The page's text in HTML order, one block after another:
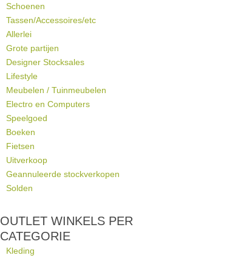
Schoenen
Tassen/Accessoires/etc
Allerlei
Grote partijen
Designer Stocksales
Lifestyle
Meubelen / Tuinmeubelen
Electro en Computers
Speelgoed
Boeken
Fietsen
Uitverkoop
Geannuleerde stockverkopen
Solden
OUTLET WINKELS PER
CATEGORIE
Kleding